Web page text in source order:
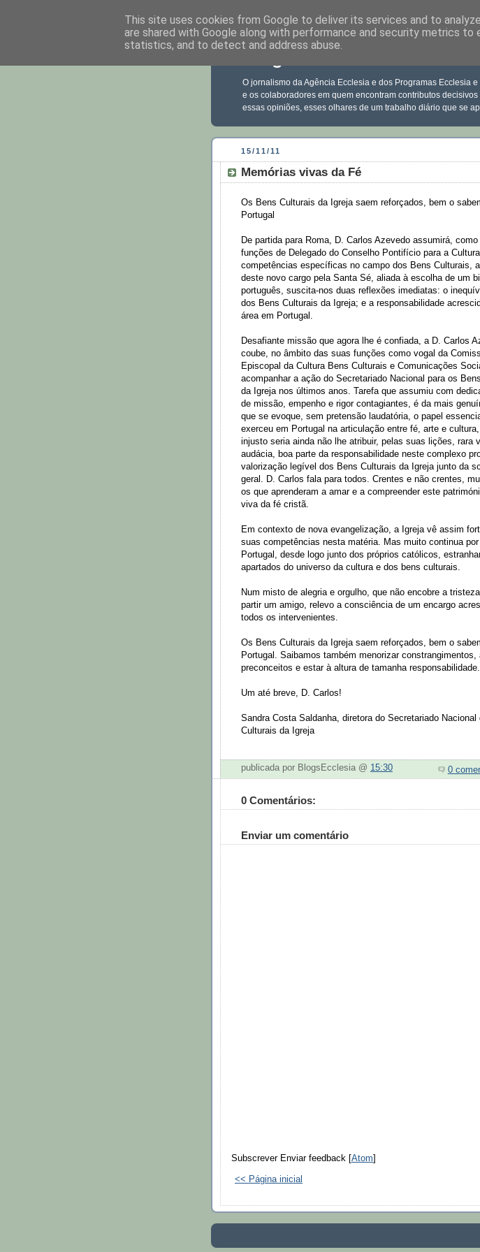
O jornalismo da Agência Ecclesia e dos Programas Ecclesia
e os colaboradores em quem encontram contributos
essas opiniões, esses olhares de um trabalho diário que se
15/11/11
Memórias vivas da Fé
Os Bens Culturais da Igreja saem reforçados, bem o
Portugal
De partida para Roma, D. Carlos Azevedo assumirá,
funções de Delegado do Conselho Pontifício para a
competências específicas no campo dos Bens Culturais,
deste novo cargo pela Santa Sé, aliada à escolha de um
português, suscita-nos duas reflexões imediatas: o
dos Bens Culturais da Igreja; e a responsabilidade
área em Portugal.
Desafiante missão que agora lhe é confiada, a D. Carlos
coube, no âmbito das suas funções como vogal da
Episcopal da Cultura Bens Culturais e Comunicações
acompanhar a ação do Secretariado Nacional para os
da Igreja nos últimos anos. Tarefa que assumiu com
de missão, empenho e rigor contagiantes, é da mais
que se evoque, sem pretensão laudatória, o papel
exerceu em Portugal na articulação entre fé, arte e
injusto seria ainda não lhe atribuir, pelas suas lições, rara
audácia, boa parte da responsabilidade neste complexo
valorização legível dos Bens Culturais da Igreja junto da
geral. D. Carlos fala para todos. Crentes e não crentes,
os que aprenderam a amar e a compreender este
viva da fé cristã.
Em contexto de nova evangelização, a Igreja vê assim
suas competências nesta matéria. Mas muito continua
Portugal, desde logo junto dos próprios católicos,
apartados do universo da cultura e dos bens culturais.
Num misto de alegria e orgulho, que não encobre a
partir um amigo, relevo a consciência de um encargo
todos os intervenientes.
Os Bens Culturais da Igreja saem reforçados, bem o
Portugal. Saibamos também menorizar constrangimentos,
preconceitos e estar à altura de tamanha responsabilidade.
Um até breve, D. Carlos!
Sandra Costa Saldanha, diretora do Secretariado Nacional
Culturais da Igreja
publicada por BlogsEcclesia @ 15:30 0
0 Comentários:
Enviar um comentário
Subscrever Enviar feedback [Atom]
<< Página inicial
This site uses cookies from Google to deliver its services and to
are shared with Google along with performance and security metrics to
statistics, and to detect and address abuse.